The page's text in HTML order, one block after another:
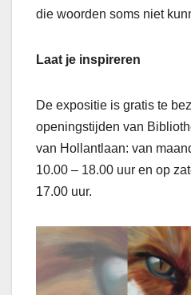
die woorden soms niet
Laat je inspireren
De expositie is gratis te
openingstijden van
van Hollantlaan: van
10.00 – 18.00 uur en op
17.00 uur.